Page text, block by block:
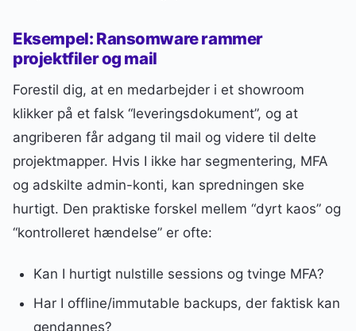
Eksempel: Ransomware rammer
projektfiler og mail
Forestil dig, at en medarbejder i et showroom
klikker på et falsk “leveringsdokument”, og at
angriberen får adgang til mail og videre til delte
projektmapper. Hvis I ikke har segmentering, MFA
og adskilte admin-konti, kan spredningen ske
hurtigt. Den praktiske forskel mellem “dyrt kaos” og
“kontrolleret hændelse” er ofte:
Kan I hurtigt nulstille sessions og tvinge MFA?
Har I offline/immutable backups, der faktisk kan
gendannes?